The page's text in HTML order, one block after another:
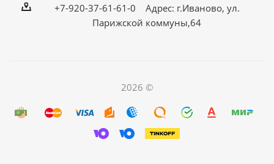
+7-920-37-61-61-0 Адрес: г.Иваново, ул.
Парижской коммуны,64
2026 ©